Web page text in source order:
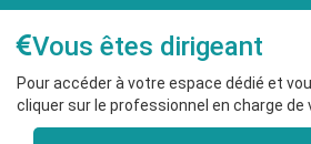
Vous êtes dirigeant
Pour accéder à votre espace dédié et
cliquer sur le professionnel en charge de